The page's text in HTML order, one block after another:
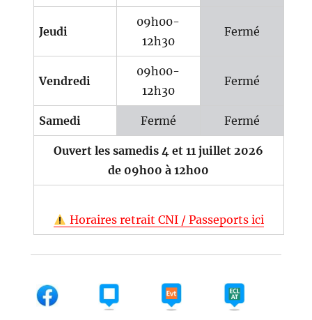
Jeudi
09h00-
12h30
Fermé
Vendredi
09h00-
12h30
Fermé
Samedi Fermé Fermé
Ouvert les samedis 4 et 11 juillet 2026
de 09h00 à 12h00
Horaires retrait CNI / Passeports ici